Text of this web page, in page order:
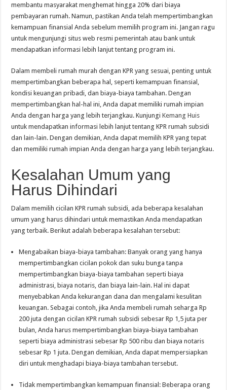
membantu masyarakat menghemat hingga 20% dari biaya
pembayaran rumah. Namun, pastikan Anda telah mempertimbangkan
kemampuan finansial Anda sebelum memilih program ini. Jangan ragu
untuk mengunjungi situs web resmi pemerintah atau bank untuk
mendapatkan informasi lebih lanjut tentang program ini.
Dalam membeli rumah murah dengan KPR yang sesuai, penting untuk
mempertimbangkan beberapa hal, seperti kemampuan finansial,
kondisi keuangan pribadi, dan biaya-biaya tambahan. Dengan
mempertimbangkan hal-hal ini, Anda dapat memiliki rumah impian
Anda dengan harga yang lebih terjangkau. KunjungiKemang Huis
untuk mendapatkan informasi lebih lanjut tentang KPR rumah subsidi
dan lain-lain. Dengan demikian, Anda dapat memilih KPR yang tepat
dan memiliki rumah impian Anda dengan harga yang lebih terjangkau.
Kesalahan Umum yang
Harus Dihindari
Dalam memilih cicilan KPR rumah subsidi, ada beberapa kesalahan
umum yang harus dihindari untuk memastikan Anda mendapatkan
yang terbaik. Berikut adalah beberapa kesalahan tersebut:
Mengabaikan biaya-biaya tambahan: Banyak orang yang hanya
mempertimbangkan cicilan pokok dan suku bunga tanpa
mempertimbangkan biaya-biaya tambahan seperti biaya
administrasi, biaya notaris, dan biaya lain-lain. Hal ini dapat
menyebabkan Anda kekurangan dana dan mengalami kesulitan
keuangan. Sebagai contoh, jika Anda membeli rumah seharga Rp
200 juta dengan cicilan KPR rumah subsidi sebesar Rp 1,5 juta per
bulan, Anda harus mempertimbangkan biaya-biaya tambahan
seperti biaya administrasi sebesar Rp 500 ribu dan biaya notaris
sebesar Rp 1 juta. Dengan demikian, Anda dapat mempersiapkan
diri untuk menghadapi biaya-biaya tambahan tersebut.
Tidak mempertimbangkan kemampuan finansial: Beberapa orang